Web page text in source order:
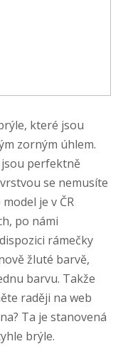
které jsou
zorným úhlem.
jsou perfektně
se nemusíte
je v ČR
po námi
rámečky
žluté barvě,
barvu. Takže
raději na web
Ta je stanovená
brýle.